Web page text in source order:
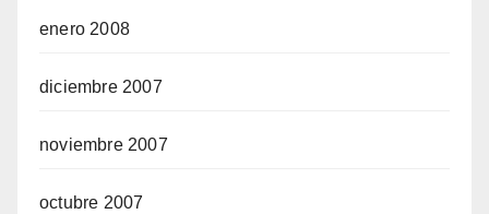
enero 2008
diciembre 2007
noviembre 2007
octubre 2007